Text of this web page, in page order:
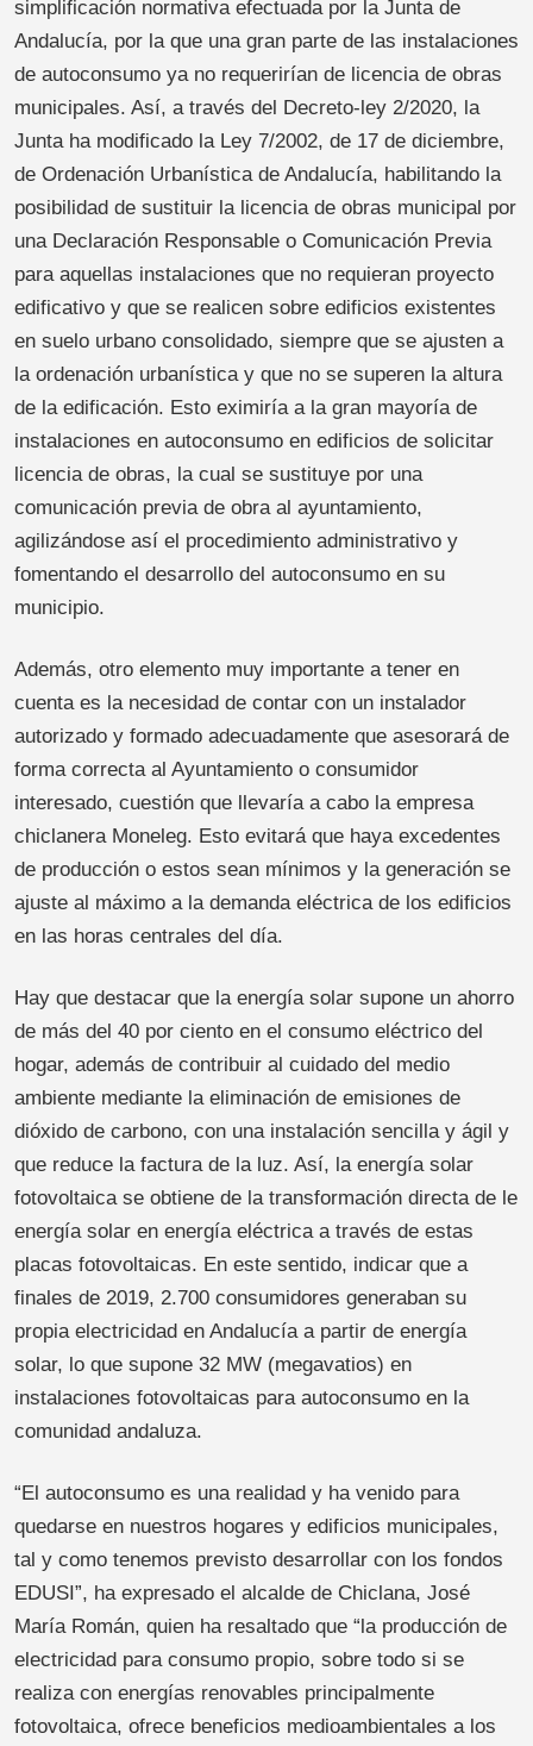
simplificación normativa efectuada por la Junta de
Andalucía, por la que una gran parte de las instalaciones
de autoconsumo ya no requerirían de licencia de obras
municipales. Así, a través del Decreto-ley 2/2020, la
Junta ha modificado la Ley 7/2002, de 17 de diciembre,
de Ordenación Urbanística de Andalucía, habilitando la
posibilidad de sustituir la licencia de obras municipal por
una Declaración Responsable o Comunicación Previa
para aquellas instalaciones que no requieran proyecto
edificativo y que se realicen sobre edificios existentes
en suelo urbano consolidado, siempre que se ajusten a
la ordenación urbanística y que no se superen la altura
de la edificación. Esto eximiría a la gran mayoría de
instalaciones en autoconsumo en edificios de solicitar
licencia de obras, la cual se sustituye por una
comunicación previa de obra al ayuntamiento,
agilizándose así el procedimiento administrativo y
fomentando el desarrollo del autoconsumo en su
municipio.
Además, otro elemento muy importante a tener en
cuenta es la necesidad de contar con un instalador
autorizado y formado adecuadamente que asesorará de
forma correcta al Ayuntamiento o consumidor
interesado, cuestión que llevaría a cabo la empresa
chiclanera Moneleg. Esto evitará que haya excedentes
de producción o estos sean mínimos y la generación se
ajuste al máximo a la demanda eléctrica de los edificios
en las horas centrales del día.
Hay que destacar que la energía solar supone un ahorro
de más del 40 por ciento en el consumo eléctrico del
hogar, además de contribuir al cuidado del medio
ambiente mediante la eliminación de emisiones de
dióxido de carbono, con una instalación sencilla y ágil y
que reduce la factura de la luz. Así, la energía solar
fotovoltaica se obtiene de la transformación directa de le
energía solar en energía eléctrica a través de estas
placas fotovoltaicas. En este sentido, indicar que a
finales de 2019, 2.700 consumidores generaban su
propia electricidad en Andalucía a partir de energía
solar, lo que supone 32 MW (megavatios) en
instalaciones fotovoltaicas para autoconsumo en la
comunidad andaluza.
“El autoconsumo es una realidad y ha venido para
quedarse en nuestros hogares y edificios municipales,
tal y como tenemos previsto desarrollar con los fondos
EDUSI”, ha expresado el alcalde de Chiclana, José
María Román, quien ha resaltado que “la producción de
electricidad para consumo propio, sobre todo si se
realiza con energías renovables principalmente
fotovoltaica, ofrece beneficios medioambientales a los